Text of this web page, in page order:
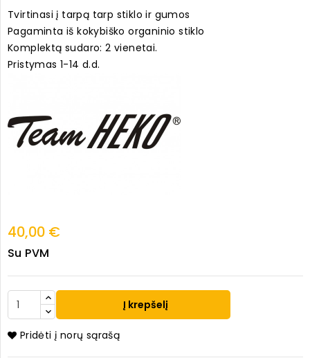
Tvirtinasi į tarpą tarp stiklo ir gumos
Pagaminta iš kokybiško organinio stiklo
Komplektą sudaro: 2 vienetai.
Pristymas 1-14 d.d.
40,00 €
Su PVM
Į krepšelį
Pridėti į norų sąrašą